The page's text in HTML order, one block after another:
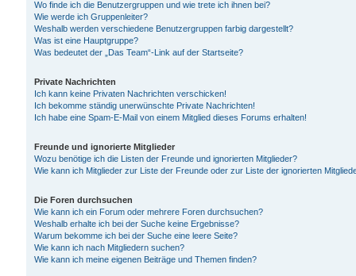
Wo finde ich die Benutzergruppen und wie trete ich ihnen bei?
Wie werde ich Gruppenleiter?
Weshalb werden verschiedene Benutzergruppen farbig dargestellt?
Was ist eine Hauptgruppe?
Was bedeutet der „Das Team“-Link auf der Startseite?
Private Nachrichten
Ich kann keine Privaten Nachrichten verschicken!
Ich bekomme ständig unerwünschte Private Nachrichten!
Ich habe eine Spam-E-Mail von einem Mitglied dieses Forums erhalten!
Freunde und ignorierte Mitglieder
Wozu benötige ich die Listen der Freunde und ignorierten Mitglieder?
Wie kann ich Mitglieder zur Liste der Freunde oder zur Liste der ignorierten
Die Foren durchsuchen
Wie kann ich ein Forum oder mehrere Foren durchsuchen?
Weshalb erhalte ich bei der Suche keine Ergebnisse?
Warum bekomme ich bei der Suche eine leere Seite?
Wie kann ich nach Mitgliedern suchen?
Wie kann ich meine eigenen Beiträge und Themen finden?